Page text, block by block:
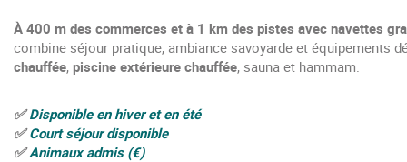
À 400 m des commerces et à 1 km des pistes avec navettes
combine séjour pratique, ambiance savoyarde et équipements
chauffée, piscine extérieure chauffée, sauna et hammam.
✅Disponible en hiver et en été
✅Court séjour disponible
✅Animaux admis (€)